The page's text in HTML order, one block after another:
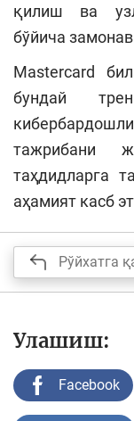
қилиш ва
бўйича
Mastercard
бундай
тажрибани
таҳдидларга
аҳамият касб
Рўйхатга
Улашиш:
Facebook